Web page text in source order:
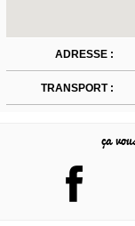
ADRESSE :
TRANSPORT :
ça